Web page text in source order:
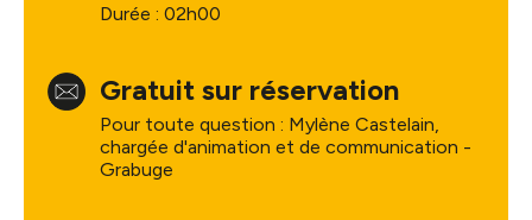
Durée : 02h00
Gratuit sur réservation
Pour toute question : Mylène Castelain,
chargée d'animation et de communication -
Grabuge